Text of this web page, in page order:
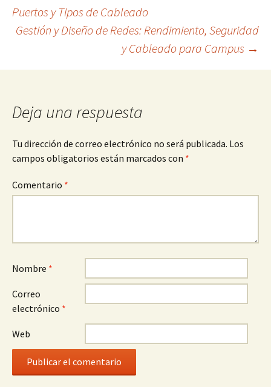
de
entradas
Puertos y Tipos de Cableado
Gestión y Diseño de Redes: Rendimiento, Seguridad
y Cableado para Campus →
Deja una respuesta
Tu dirección de correo electrónico no será publicada. Los
campos obligatorios están marcados con *
Comentario *
Nombre *
Correo
electrónico *
Web